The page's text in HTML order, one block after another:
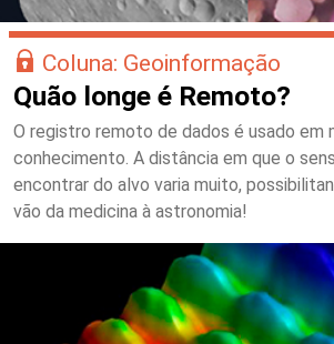
Coluna: Geoinformação
Quão longe é Remoto?
O registro remoto de dados é usado em
conhecimento. A distância em que o
encontrar do alvo varia muito,
vão da medicina à astronomia!